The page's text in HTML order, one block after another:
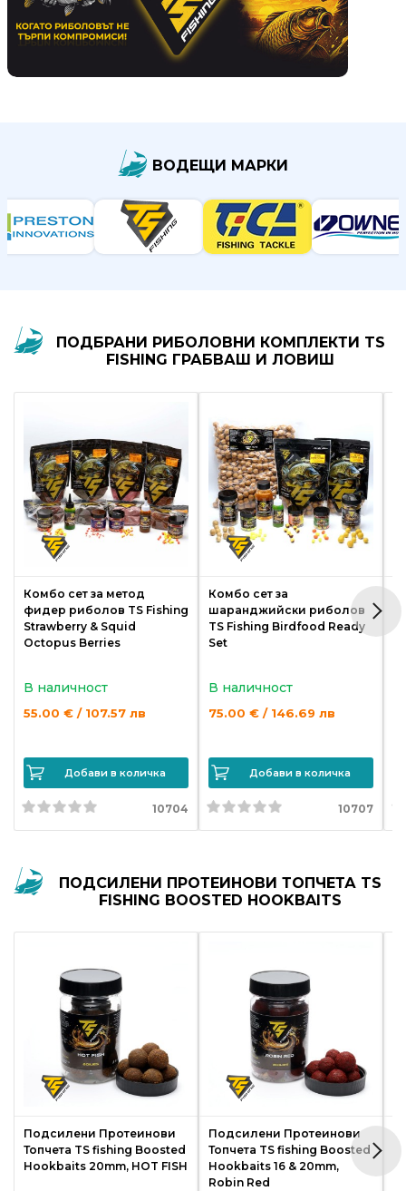
продукти
Захранки
Въдици
риболов
Куки
за
риболов
за
риболов
Изкуствени
примамки
и
поводи
риболов
Комплекти
риболов
Сонари
ВОДЕЩИ МАРКИ
ПОДБРАНИ РИБОЛОВНИ КОМПЛЕКТИ TS
FISHING ГРАБВАШ И ЛОВИШ
Комбо сет за метод
фидер риболов TS Fishing
Strawberry & Squid
Octopus Berries
В наличност
55.00 € / 107.57 лв
Добави в количка
10704
Комбо сет за
шаранджийски риболов
TS Fishing Birdfood Ready
Set
В наличност
75.00 € / 146.69 лв
Добави в количка
10707
ПОДСИЛЕНИ ПРОТЕИНОВИ ТОПЧЕТА TS
FISHING BOOSTED HOOKBAITS
Подсилени Протеинови
Топчета TS fishing Boosted
Hookbaits 20mm, HOT FISH
Подсилени Протеинови
Топчета TS fishing Boosted
Hookbaits 16 & 20mm,
Robin Red